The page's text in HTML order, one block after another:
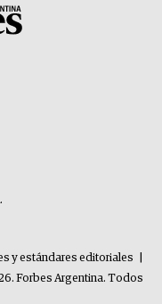
y estándares editoriales
Forbes Argentina. Todos